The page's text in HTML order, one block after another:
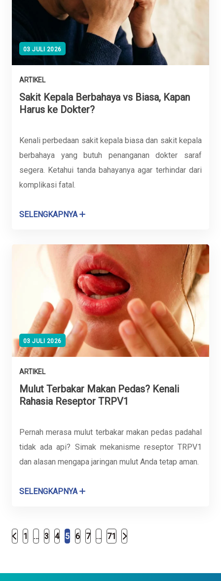
03 JULI 2026
ARTIKEL
Sakit Kepala Berbahaya vs Biasa, Kapan
Harus ke Dokter?
Kenali perbedaan sakit kepala biasa dan sakit kepala
berbahaya yang butuh penanganan dokter saraf
segera. Ketahui tanda bahayanya agar terhindar dari
komplikasi fatal.
SELENGKAPNYA
03 JULI 2026
ARTIKEL
Mulut Terbakar Makan Pedas? Kenali
Rahasia Reseptor TRPV1
Pernah merasa mulut terbakar makan pedas padahal
tidak ada api? Simak mekanisme reseptor TRPV1
dan alasan mengapa jaringan mulut Anda tetap aman.
SELENGKAPNYA
1 … 3 4 5 6 7 … 71